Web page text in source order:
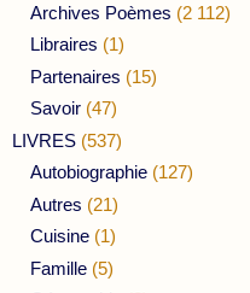
Archives Poèmes (2 112)
Libraires (1)
Partenaires (15)
Savoir (47)
LIVRES (537)
Autobiographie (127)
Autres (21)
Cuisine (1)
Famille (5)